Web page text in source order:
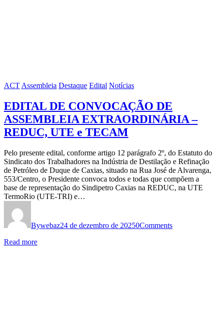
ACT Assembleia Destaque Edital Notícias
EDITAL DE CONVOCAÇÃO DE
ASSEMBLEIA EXTRAORDINÁRIA –
REDUC, UTE e TECAM
Pelo presente edital, conforme artigo 12 parágrafo 2º, do Estatuto do
Sindicato dos Trabalhadores na Indústria de Destilação e Refinação
de Petróleo de Duque de Caxias, situado na Rua José de Alvarenga,
553/Centro, o Presidente convoca todos e todas que compõem a
base de representação do Sindipetro Caxias na REDUC, na UTE
TermoRio (UTE-TRI) e…
Bywebaz24 de dezembro de 20250Comments
Read more